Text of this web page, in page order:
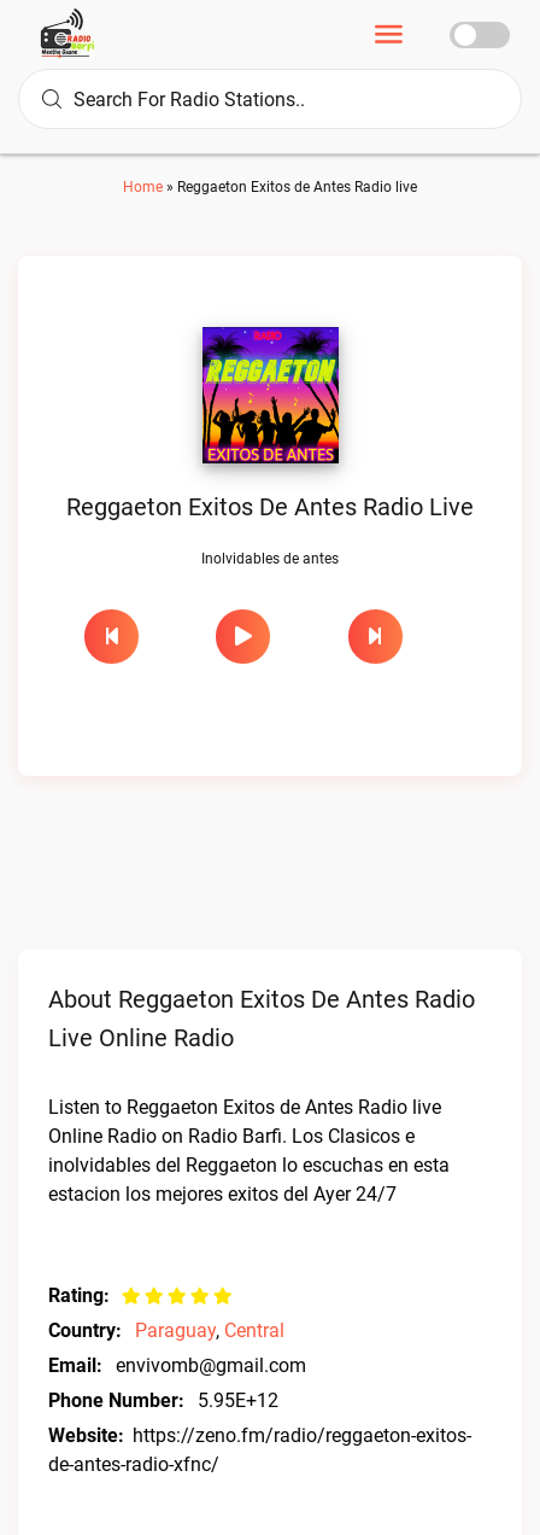
Home » Reggaeton Exitos de Antes Radio live
Reggaeton Exitos De Antes Radio Live
Inolvidables de antes
About Reggaeton Exitos De Antes Radio
Live Online Radio
Listen to Reggaeton Exitos de Antes Radio live
Online Radio on Radio Barfi. Los Clasicos e
inolvidables del Reggaeton lo escuchas en esta
estacion los mejores exitos del Ayer 24/7
Rating:
Country:
Paraguay, Central
Email:
envivomb@gmail.com
Phone Number:
5.95E+12
Website: https://zeno.fm/radio/reggaeton-exitos-
de-antes-radio-xfnc/